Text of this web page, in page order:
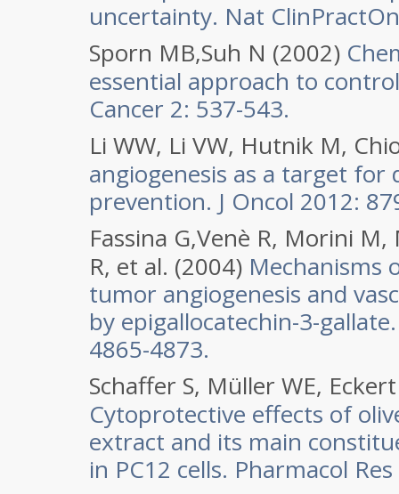
uncertainty. Nat
Sporn MB,Suh N (2002)
essential approach to
Cancer 2: 537-543.
Li WW, Li VW, Hutnik M,
angiogenesis as a target for
prevention. J Oncol 2012:
Fassina G,Venè R, Morini
R, et al. (2004) Mechanisms
tumor angiogenesis and
by epigallocatechin-3-
4865-4873.
Schaffer S, Müller WE,
Cytoprotective effects of
extract and its main
in PC12 cells. Pharmacol